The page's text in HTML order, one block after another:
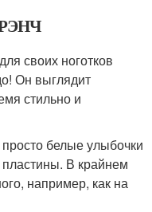
своих ноготков
Он выглядит
стильно и
просто белые улыбочки
В крайнем
например, как на